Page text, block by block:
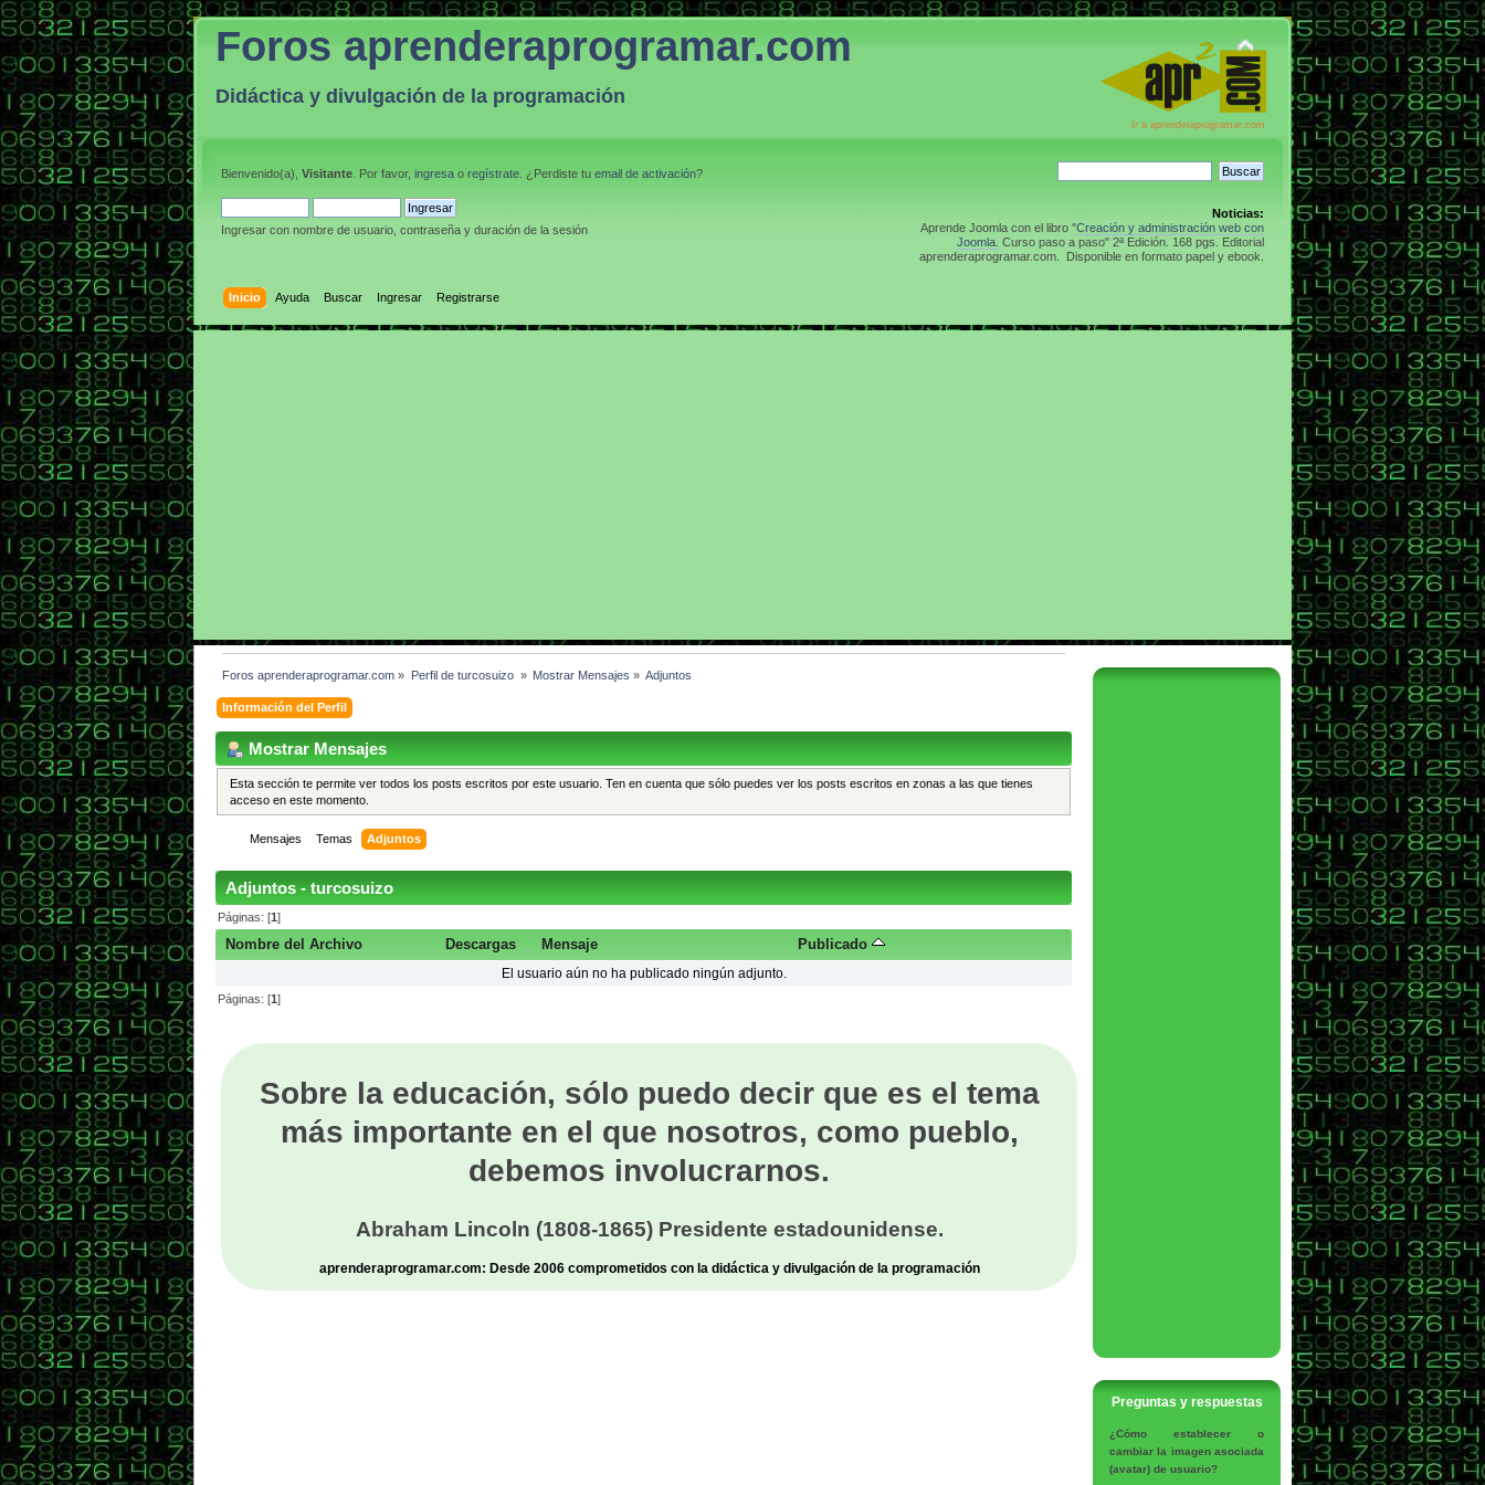
Foros aprenderaprogramar.com
Didáctica y divulgación de la programación
Ir a aprenderaprogramar.com
Bienvenido(a), Visitante . Por favor, ingresa o regístrate . ¿Perdiste tu email de activación?
Ingresar con nombre de usuario, contraseña y duración de la sesión
Noticias:
Aprende Joomla con el libro "Creación y administración web con
Joomla. Curso paso a paso" 2ª Edición. 168 pgs. Editorial
aprenderaprogramar.com. Disponible en formato papel y ebook.
Inicio Ayuda Buscar Ingresar Registrarse
Foros aprenderaprogramar.com » Perfil de turcosuizo » Mostrar Mensajes » Adjuntos
Información del Perfil
Mostrar Mensajes
Esta sección te permite ver todos los posts escritos por este usuario. Ten en cuenta que sólo puedes ver los posts escritos en zonas a las que tienes
acceso en este momento.
Mensajes Temas Adjuntos
Adjuntos - turcosuizo
Páginas: [1]
Nombre del Archivo Descargas Mensaje Publicado
El usuario aún no ha publicado ningún adjunto.
Páginas: [1]
Sobre la educación, sólo puedo decir que es el tema
más importante en el que nosotros, como pueblo,
debemos involucrarnos.
Abraham Lincoln (1808-1865) Presidente estadounidense.
aprenderaprogramar.com: Desde 2006 comprometidos con la didáctica y divulgación de la programación
Preguntas y respuestas
¿Cómo establecer o
cambiar la imagen asociada
(avatar) de usuario?